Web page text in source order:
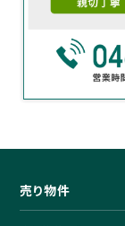
売り物件